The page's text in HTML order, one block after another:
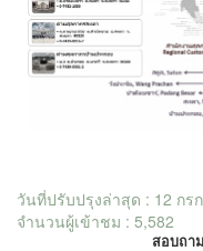
วันที่ปรับปรุงล่าสุด : 12 กร
จำนวนผู้เข้าชม : 5,582
สอบถา